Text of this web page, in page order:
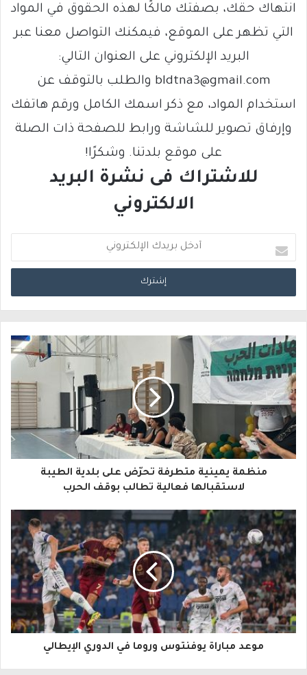
انتهاك حقك، بصفتك مالكًا لهذه الحقوق في المواد
التي تظهر على الموقع، فيمكنك التواصل معنا عبر
البريد الإلكتروني على العنوان التالي:
bldtna3@gmail.com والطلب بالتوقف عن
استخدام المواد، مع ذكر اسمك الكامل ورقم هاتفك
وإرفاق تصوير للشاشة ورابط للصفحة ذات الصلة
على موقع بلدتنا. وشكرًا!
للاشتراك فى نشرة البريد
الالكتروني
د
خ
ب
ر
ي
د
ك
ا
إ
ك
ت
ر
و
منظمة يمينية متطرفة تحرّض على بلدية الطيبة
لاستقبالها فعالية تطالب بوقف الحرب
موعد مباراة يوفنتوس وروما في الدوري الإيطالي